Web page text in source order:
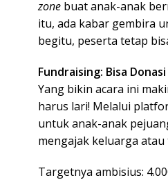
zone buat anak-anak
itu, ada kabar gembira
begitu, peserta tetap
Fundraising: Bisa
Yang bikin acara ini
harus lari! Melalui
untuk anak-anak
mengajak keluarga
Targetnya ambisius: